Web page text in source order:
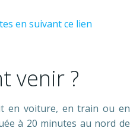
en suivant ce lien
venir ?
en voiture, en train ou en
à 20 minutes au nord de